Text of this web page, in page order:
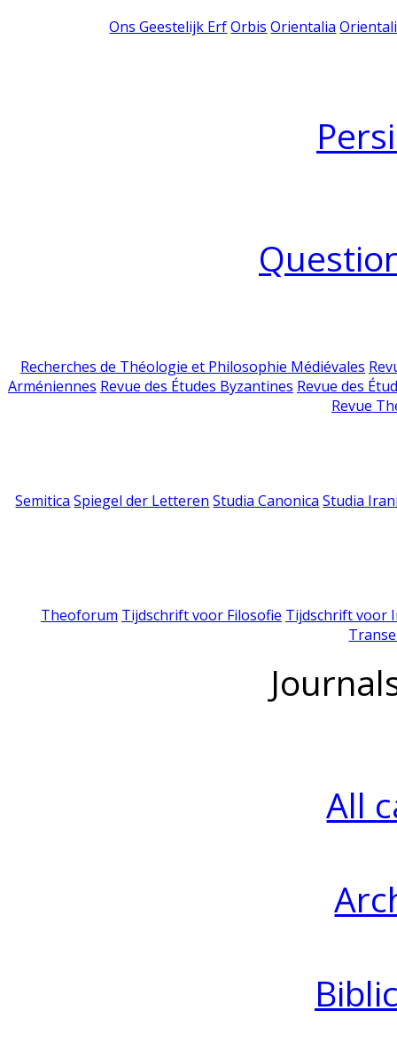
Ons Geestelijk Erf Orbis Orientalia
Recherches de Théologie et Philosophie Médiévales
Arméniennes Revue des Études Byzantines Revue des
Revue
Semitica Spiegel der Letteren Studia Canonica Studia
Theoforum Tijdschrift voor Filosofie Tijdschrift voor
All